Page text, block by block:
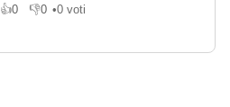
👍0
Mi piace
👎0
Non mi piace
•0 voti